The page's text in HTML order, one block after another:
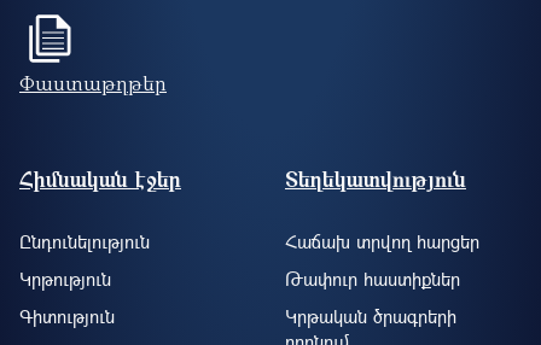
Փաստաթղթեր
Footer site information
Հիմնական էջեր
Ընդունելություն
Կրթություն
Գիտություն
Տեղեկատվություն
Հաճախ տրվող հարցեր
Թափուր հաստիքներ
Կրթական ծրագրերի